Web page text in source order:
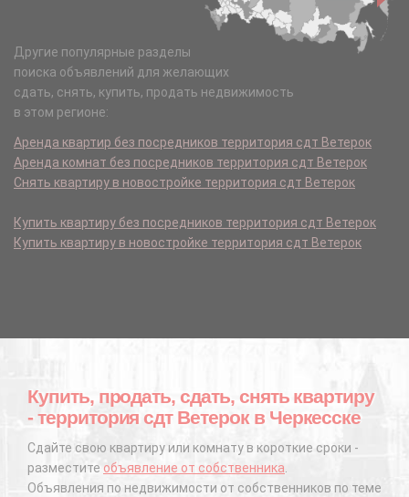
Другие популярные разделы
поиска объявлений для желающих
сдать, снять, купить, продать недвижимость
в этом регионе:
Аренда квартир без посредников территория сдт Ветерок
Аренда комнат без посредников территория сдт Ветерок
Снять квартиру в новостройке территория сдт Ветерок
Купить квартиру без посредников территория сдт Ветерок
Купить квартиру в новостройке территория сдт Ветерок
Купить, продать, сдать, снять квартиру
- территория сдт Ветерок в Черкесске
Сдайте свою квартиру или комнату в короткие сроки -
разместите объявление от собственника.
Объявления по недвижимости от собственников по теме